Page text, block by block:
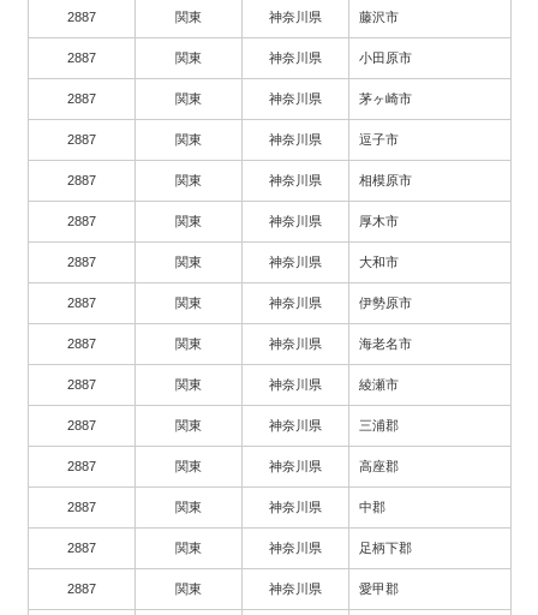
2887 関東 神奈川県 藤沢市
2887 関東 神奈川県 小田原市
2887 関東 神奈川県 茅ヶ崎市
2887 関東 神奈川県 逗子市
2887 関東 神奈川県 相模原市
2887 関東 神奈川県 厚木市
2887 関東 神奈川県 大和市
2887 関東 神奈川県 伊勢原市
2887 関東 神奈川県 海老名市
2887 関東 神奈川県 綾瀬市
2887 関東 神奈川県 三浦郡
2887 関東 神奈川県 高座郡
2887 関東 神奈川県 中郡
2887 関東 神奈川県 足柄下郡
2887 関東 神奈川県 愛甲郡